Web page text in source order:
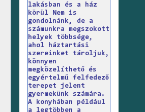
lakásban és a ház
körül Nem is
gondolnánk, de a
számunkra megszokott
helyek többsége,
ahol háztartási
szereinket tároljuk,
könnyen
megközelíthető és
egyértelmű felfedező
terepet jelent
gyermekünk számára.
A konyhában például
a legtöbben a